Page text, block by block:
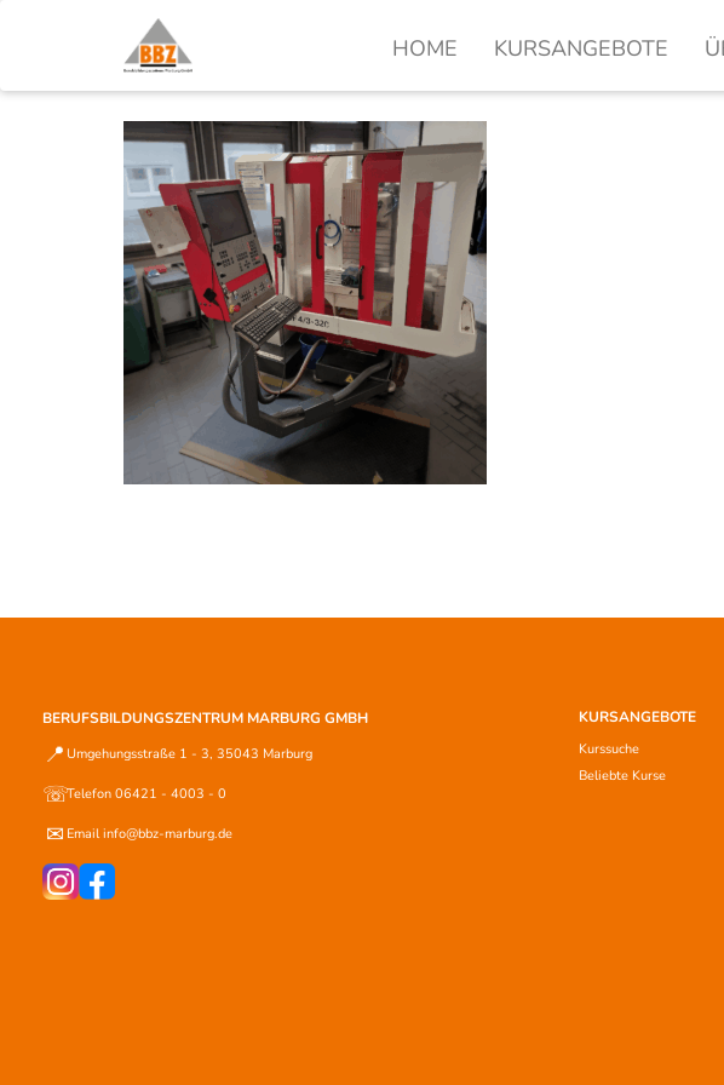
HOME KURSANGEBOTE
BERUFSBILDUNGSZENTRUM MARBURG GMBH
📍 Umgehungsstraße 1 - 3, 35043 Marburg
☏Telefon 06421 - 4003 - 0
✉ Email info@bbz-marburg.de
KURSANGEBOTE
Kurssuche
Beliebte Kurse